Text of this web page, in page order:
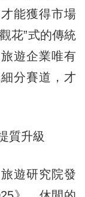
能獲得市場
花”式的傳統
遊企業唯有
分賽道，才
質升級
遊研究院發